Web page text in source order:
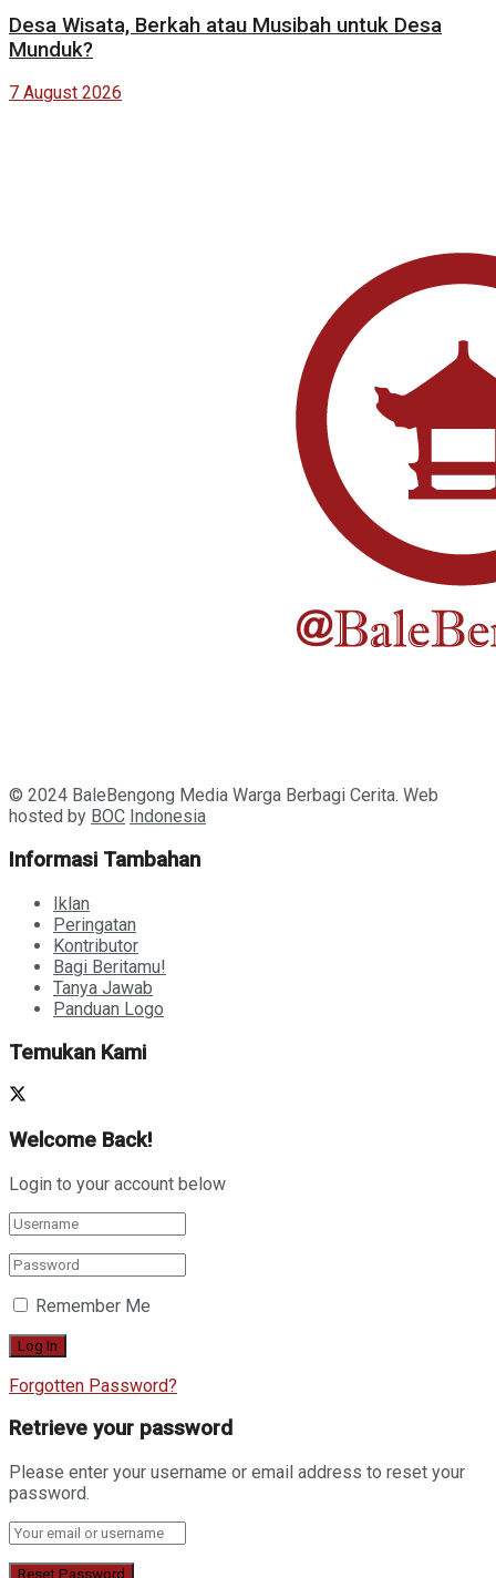
Desa Wisata, Berkah atau Musibah untuk Desa
Munduk?
7 August 2026
© 2024 BaleBengong Media Warga Berbagi Cerita. Web
hosted by BOC Indonesia
Informasi Tambahan
Iklan
Peringatan
Kontributor
Bagi Beritamu!
Tanya Jawab
Panduan Logo
Temukan Kami
Welcome Back!
Login to your account below
Remember Me
Forgotten Password?
Retrieve your password
Please enter your username or email address to reset your
password.